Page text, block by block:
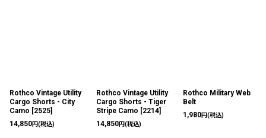
Rothco Vintage Utility
Cargo Shorts - City
Camo [2525]
14,850円(税込)
Rothco Vintage Utility
Cargo Shorts - Tiger
Stripe Camo [2214]
14,850円(税込)
Rothco Military Web
Belt
1,980円(税込)